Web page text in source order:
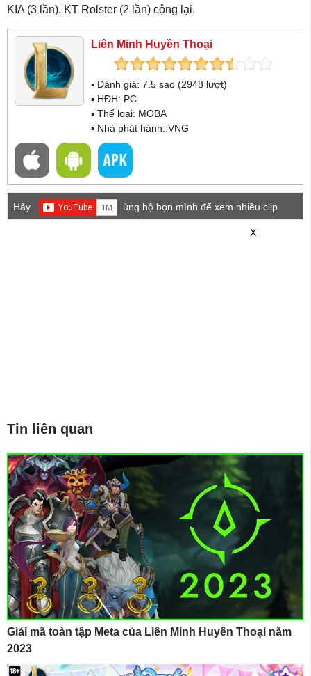
KIA (3 lần), KT Rolster (2 lần) cộng lại.
Liên Minh Huyền Thoại
▪ Đánh giá: 7.5 sao (2948 lượt)
▪ HĐH: PC
▪ Thể loại: MOBA
▪ Nhà phát hành: VNG
Hãy
ủng hộ bọn mình để xem nhiều clip
X
Tin liên quan
Giải mã toàn tập Meta của Liên Minh Huyền Thoại năm
2023